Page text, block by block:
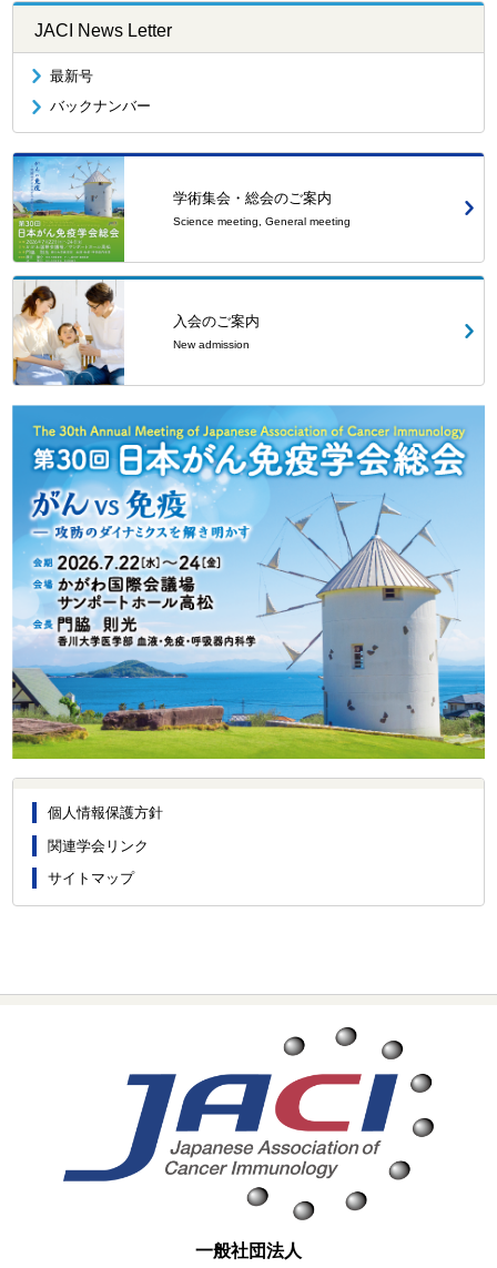
JACI News Letter
最新号
バックナンバー
学術集会・総会のご案内
Science meeting, General meeting
入会のご案内
New admission
個人情報保護方針
関連学会リンク
サイトマップ
一般社団法人